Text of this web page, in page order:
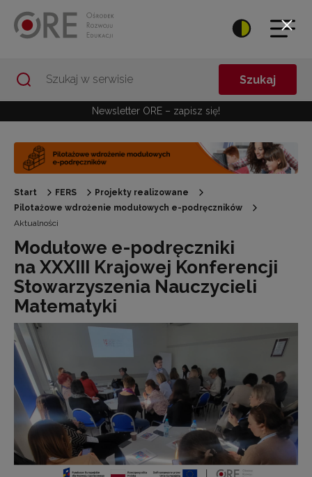
Szukaj
Newsletter ORE – zapisz się!
Start FERS
Projekty realizowane
Pilotażowe wdrożenie modułowych e-podręczników
Aktualności
Modułowe e-podręczniki
na XXXIII Krajowej Konferencji
Stowarzyszenia Nauczycieli
Matematyki